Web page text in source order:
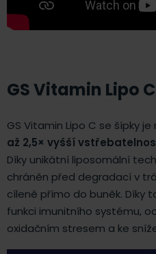
GS Vitamin Lipo
GS Vitamin Lipo C se šípky
až 2,5× vyšší
Díky unikátní liposomální
chráněn před degradací v
cíleně přímo do buněk. Díky
funkci imunitního systému,
oxidačním stresem a ke